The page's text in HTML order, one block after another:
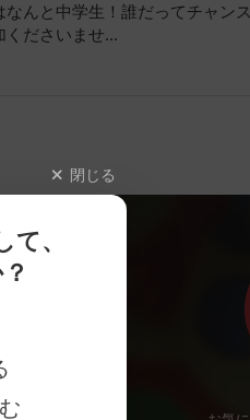
んと中学生！誰だってチャン
くださいませ...
閉じる
、